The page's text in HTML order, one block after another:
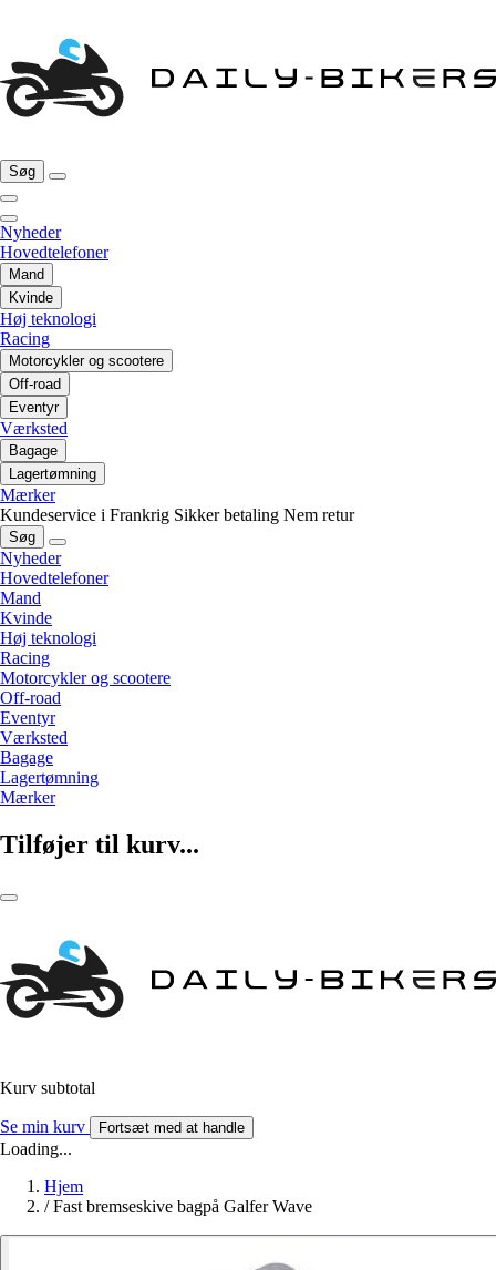
Søg
Nyheder
Hovedtelefoner
Mand
Kvinde
Høj teknologi
Racing
Motorcykler og scootere
Off-road
Eventyr
Værksted
Bagage
Lagertømning
Mærker
Kundeservice i Frankrig Sikker betaling Nem retur
Søg
Nyheder
Hovedtelefoner
Mand
Kvinde
Høj teknologi
Racing
Motorcykler og scootere
Off-road
Eventyr
Værksted
Bagage
Lagertømning
Mærker
Tilføjer til kurv...
Kurv subtotal
Se min kurv Fortsæt med at handle
Loading...
Hjem
/ Fast bremseskive bagpå Galfer Wave